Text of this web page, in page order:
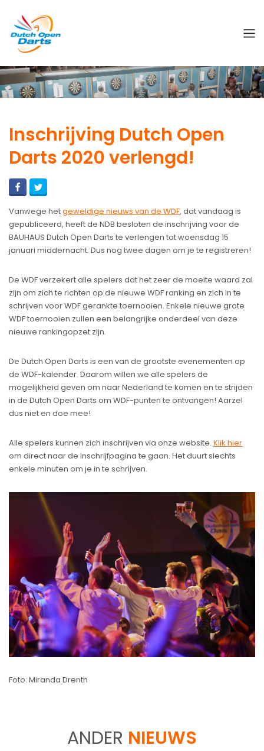
Inschrijving Dutch Open
Darts 2020 verlengd!
Vanwege hetgeweldige nieuws van de WDF, dat vandaag is
gepubliceerd, heeft de NDB besloten de inschrijving voor de
BAUHAUS Dutch Open Darts te verlengen tot woensdag 15
januari middernacht. Dus nog twee dagen om je te registreren!
De WDF verzekert alle spelers dat het zeer de moeite waard zal
zijn om zich te richten op de nieuwe WDF ranking en zich in te
schrijven voor WDF gerankte toernooien. Enkele nieuwe grote
WDF toernooien zullen een belangrijke onderdeel van deze
nieuwe rankingopzet zijn.
De Dutch Open Darts is een van de grootste evenementen op
de WDF-kalender. Daarom willen we alle spelers de
mogelijkheid geven om naar Nederland te komen en te strijden
in de Dutch Open Darts om WDF-punten te ontvangen! Aarzel
dus niet en doe mee!
Alle spelers kunnen zich inschrijven via onze website. Klik hier
om direct naar de inschrijfpagina te gaan. Het duurt slechts
enkele minuten om je in te schrijven.
Foto: Miranda Drenth
ANDER NIEUWS